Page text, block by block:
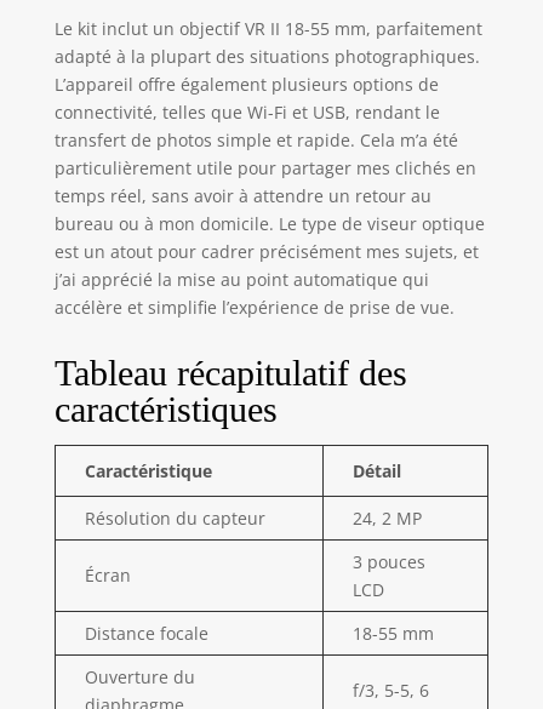
beaucoup plus
petit, plus léger et
rétractable de 18 à
55 mm, ce qui le
rend plus
confortable que
jamais pour
transporter un
reflex numérique
Le kit inclut un objectif VR II 18-55 mm, parfaitement
adapté à la plupart des situations photographiques.
L’appareil offre également plusieurs options de
connectivité, telles que Wi-Fi et USB, rendant le
transfert de photos simple et rapide. Cela m’a été
particulièrement utile pour partager mes clichés en
temps réel, sans avoir à attendre un retour au
bureau ou à mon domicile. Le type de viseur optique
est un atout pour cadrer précisément mes sujets, et
j’ai apprécié la mise au point automatique qui
accélère et simplifie l’expérience de prise de vue.
Tableau récapitulatif des
caractéristiques
Caractéristique Détail
Résolution du capteur 24, 2 MP
Écran
3 pouces
LCD
Distance focale
18-55 mm
Ouverture du
diaphragme
f/3, 5-5, 6